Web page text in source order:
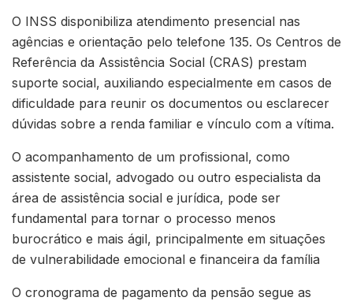
O INSS disponibiliza atendimento presencial nas
agências e orientação pelo telefone 135. Os Centros de
Referência da Assistência Social (CRAS) prestam
suporte social, auxiliando especialmente em casos de
dificuldade para reunir os documentos ou esclarecer
dúvidas sobre a renda familiar e vínculo com a vítima.
O acompanhamento de um profissional, como
assistente social, advogado ou outro especialista da
área de assistência social e jurídica, pode ser
fundamental para tornar o processo menos
burocrático e mais ágil, principalmente em situações
de vulnerabilidade emocional e financeira da família
O cronograma de pagamento da pensão segue as